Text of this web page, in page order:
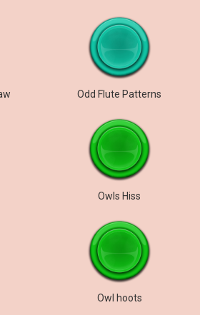
Odd Flute Patterns
Owls Hiss
Owl hoots